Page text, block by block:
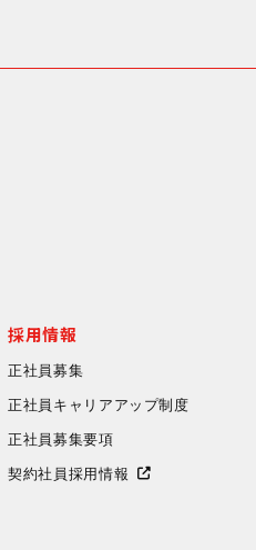
採用情報
正社員募集
正社員キャリアアップ制度
正社員募集要項
契約社員採用情報